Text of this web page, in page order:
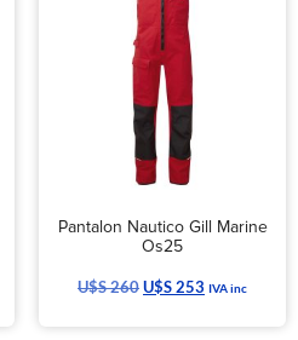
Pantalon Nautico Gill Marine
Os25
U$S260U$S253 IVA inc